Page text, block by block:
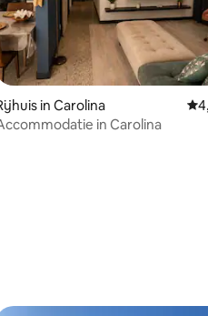
van 4,81 op 5, 62
in Carolina
in Carolina